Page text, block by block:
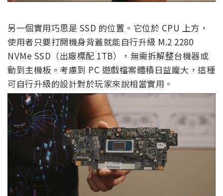
另一個實用巧思是 SSD 的位置。它位於 CPU 上方，
使用者只要打開機身背蓋就能自行升級 M.2 2280
NVMe SSD（出廠標配 1TB），無需拆解整台機器或
動到主機板。考慮到 PC 遊戲檔案體積日益龐大，這種
可自行升級的設計對於玩家來說相當實用。